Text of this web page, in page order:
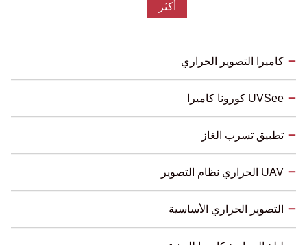
أكثر
كاميرا التصوير الحراري
UVSee كورونا كاميرا
تطبيق تسرب الغاز
UAV الحراري نظام التصوير
التصوير الحراري الأساسية